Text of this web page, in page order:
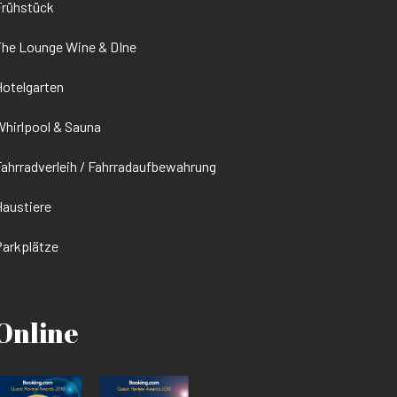
Lounge Wine & DIne
& Sauna
/ Fahrradaufbewahrung